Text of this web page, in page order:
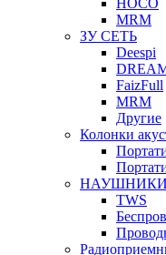
HOCO
MRM
ЗУ СЕТЬ
Deespi
FaizFull
MRM
Другие
Колонки
НАУШНИКИ
TWS